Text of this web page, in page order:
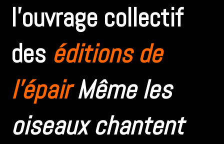
l’ouvrage collectif
des éditions de
l’épair Même les
oiseaux chantent